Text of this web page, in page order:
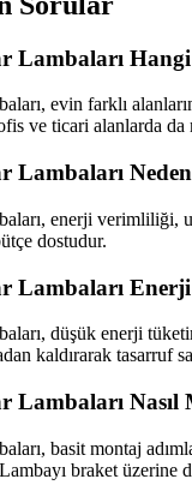
Lambaları
evin farklı
ve ticari alanlarda
Lambaları
enerji verimliliği,
dostudur.
Lambaları
düşük enerji
kaldırarak tasarruf
Nasıl
basit montaj
braket üzerine